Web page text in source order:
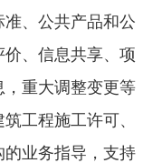
、公共产品和公
、信息共享、项
重大调整变更等
工程施工许可、
业务指导，支持